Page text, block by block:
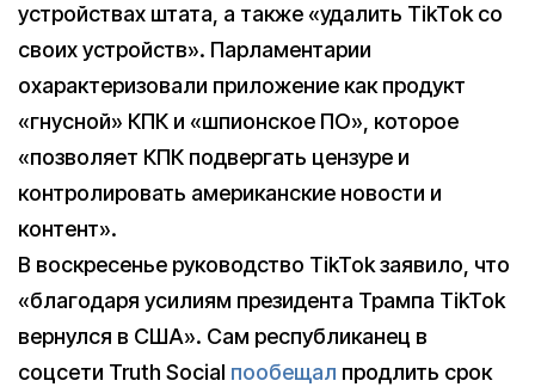
устройствах штата, а также «удалить TikTok со
своих устройств». Парламентарии
охарактеризовали приложение как продукт
«гнусной» КПК и «шпионское ПО», которое
«позволяет КПК подвергать цензуре и
контролировать американские новости и
контент».
В воскресенье руководство TikTok заявило, что
«благодаря усилиям президента Трампа TikTok
вернулся в США». Сам республиканец в
соцсети Truth Social пообещал продлить срок